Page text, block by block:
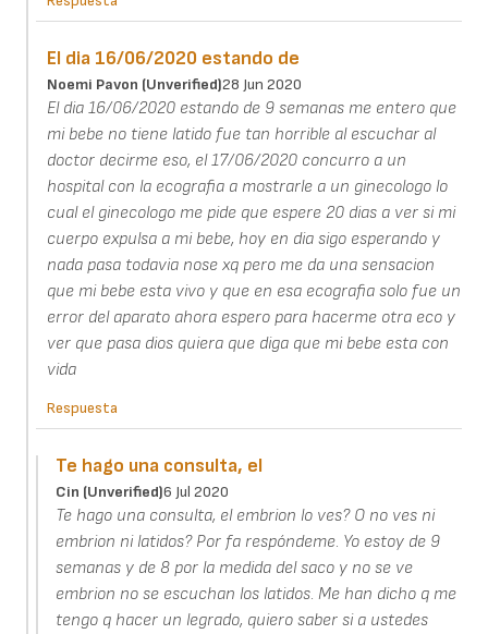
El dia 16/06/2020 estando de
Noemi Pavon (unverified)28 Jun 2020
El dia 16/06/2020 estando de 9 semanas me entero que
mi bebe no tiene latido fue tan horrible al escuchar al
doctor decirme eso, el 17/06/2020 concurro a un
hospital con la ecografia a mostrarle a un ginecologo lo
cual el ginecologo me pide que espere 20 dias a ver si mi
cuerpo expulsa a mi bebe, hoy en dia sigo esperando y
nada pasa todavia nose xq pero me da una sensacion
que mi bebe esta vivo y que en esa ecografia solo fue un
error del aparato ahora espero para hacerme otra eco y
ver que pasa dios quiera que diga que mi bebe esta con
vida
Respuesta
Te hago una consulta, el
Cin (unverified)6 Jul 2020
Te hago una consulta, el embrion lo ves? O no ves ni
embrion ni latidos? Por fa respóndeme. Yo estoy de 9
semanas y de 8 por la medida del saco y no se ve
embrion no se escuchan los latidos. Me han dicho q me
tengo q hacer un legrado, quiero saber si a ustedes